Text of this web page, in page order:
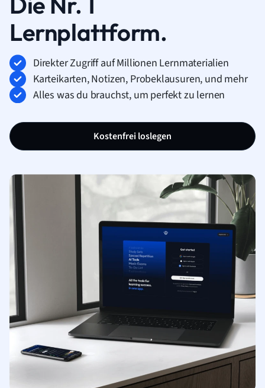
Lernplattform.
Direkter Zugriff auf Millionen Lernmaterialien
Karteikarten, Notizen, Probeklausuren, und mehr
Alles was du brauchst, um perfekt zu lernen
Kostenfrei loslegen